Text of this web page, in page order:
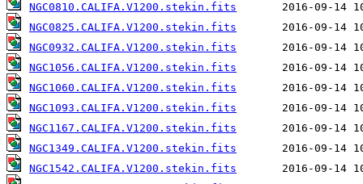
NGC0810.CALIFA.V1200.stekin.fits
NGC0825.CALIFA.V1200.stekin.fits
NGC0932.CALIFA.V1200.stekin.fits
NGC1056.CALIFA.V1200.stekin.fits
NGC1060.CALIFA.V1200.stekin.fits
NGC1093.CALIFA.V1200.stekin.fits
NGC1167.CALIFA.V1200.stekin.fits
NGC1349.CALIFA.V1200.stekin.fits
NGC1542.CALIFA.V1200.stekin.fits